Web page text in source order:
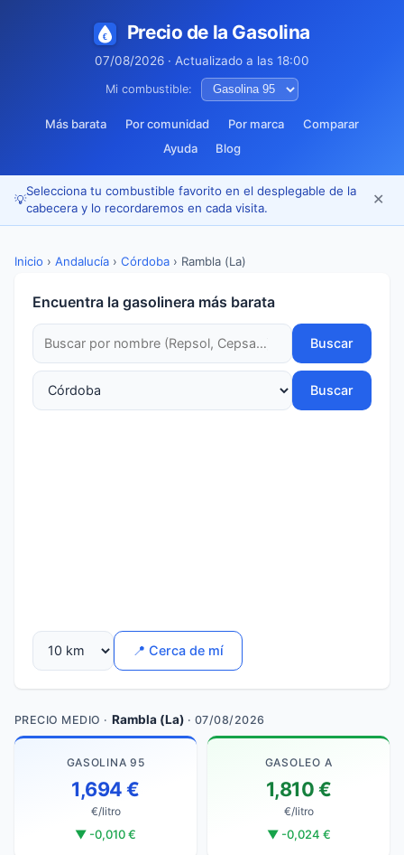
Precio de la Gasolina
07/08/2026 · Actualizado a las 18:00
Mi combustible:
Más barata Por comunidad Por marca
Comparar
Ayuda
Blog
💡
Selecciona tu combustible favorito en el desplegable de la
cabecera y lo recordaremos en cada visita.
✕
Inicio › Andalucía › Córdoba › Rambla (La)
Encuentra la gasolinera más barata
Buscar
Buscar
📍 Cerca de mí
PRECIO MEDIO · Rambla (La) · 07/08/2026
GASOLINA 95
1,694 €
€/litro
▼ -0,010 €
GASOLEO A
1,810 €
€/litro
▼ -0,024 €